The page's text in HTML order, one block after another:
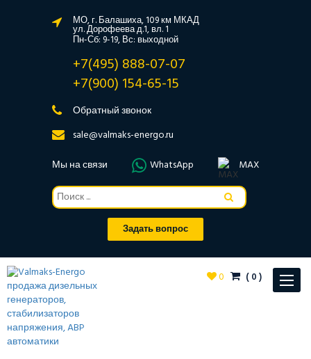
МО, г. Балашиха, 109 км МКАД
ул. Дорофеева д.1, вл. 1
Пн-Сб: 9-19, Вс: выходной
+7(495) 888-07-07
+7(900) 154-65-15
Обратный звонок
sale@valmaks-energo.ru
Мы на связи
WhatsApp MAX
Задать вопрос
Toggle
0 (0)